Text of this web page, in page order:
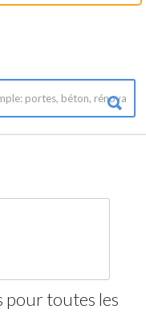
pour toutes les